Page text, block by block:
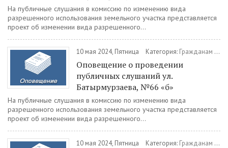
На публичные слушания в комиссию по изменению вида
разрешенного использования земельного участка представляется
проект об изменении вида разрешенного...
10 мая 2024, Пятница Категория: Гражданам
Оповещение о проведении
публичных слушаний ул.
Батырмурзаева, №66 «б»
На публичные слушания в комиссию по изменению вида
разрешенного использования земельного участка представляется
проект об изменении вида разрешенного...
10 мая 2024, Пятница Категория: Гражданам